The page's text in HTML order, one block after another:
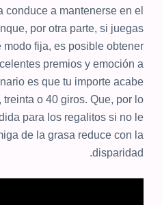
conduce a mantenerse en el
por otra parte, si juegas
modo fija, es posible obtener
premios y emoción a
es que tu importe acabe
o 40 giros. Que, por lo
para los regalitos si no le
de la grasa reduce con la
disparidad.